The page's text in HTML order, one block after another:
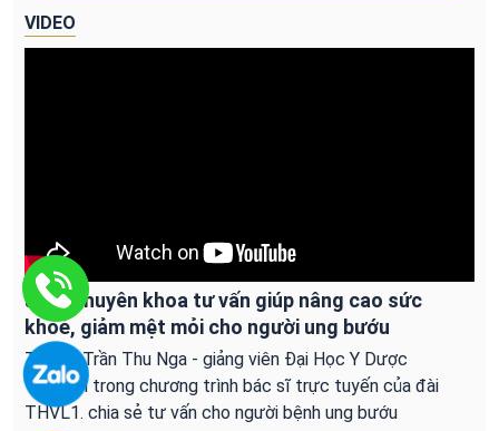
VIDEO
ác sĩ chuyên khoa tư vấn giúp nâng cao sức
khoẻ, giảm mệt mỏi cho người ung bướu
Ths.Bs Trần Thu Nga - giảng viên Đại Học Y Dược
Tp.HCM trong chương trình bác sĩ trực tuyến của đài
THVL1. chia sẻ tư vấn cho người bệnh ung bướu